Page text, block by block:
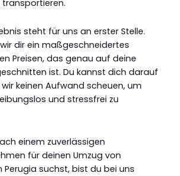
steht für uns an erster Stelle.
dir ein maßgeschneidertes
Preisen, das genau auf deine
ist. Du kannst dich darauf
keinen Aufwand scheuen, um
und stressfrei zu
einem zuverlässigen
für deinen Umzug von
Perugia suchst, bist du bei uns